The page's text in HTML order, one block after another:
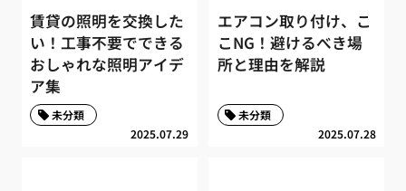
賃貸の照明を交換した
い！工事不要でできる
おしゃれな照明アイデ
ア集
2025.07.29
未分類
エアコン取り付け、こ
こNG！避けるべき場
所と理由を解説
2025.07.28
未分類